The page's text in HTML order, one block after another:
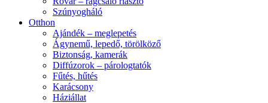
Szúnyogháló
Otthon
Ajándék – meglepetés
Ágynemű, lepedő, törölköző
Biztonság, kamerák
Diffúzorok – párologtatók
Fűtés, hűtés
Karácsony
Háziállat